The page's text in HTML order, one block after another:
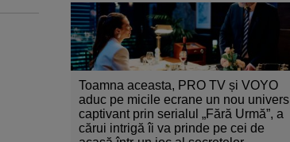
Toamna aceasta, PRO TV și VOYO
aduc pe micile ecrane un nou univers
captivant prin serialul „Fără Urmă”, a
cărui intrigă îi va prinde pe cei de